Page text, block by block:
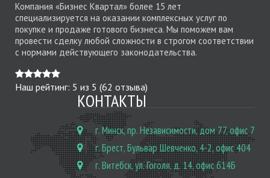
Компания «Бизнес Квартал» более 15 лет
специализируется на оказании комплексных услуг по
покупке и продаже готового бизнеса. Мы поможем вам
провести сделку любой сложности в строгом соответствии
с нормами действующего законодательства.
Наш рейтинг: 5 из 5 (62 отзыва)
КОНТАКТЫ
г. Минск, пр. Независимости, дом 77, офис 7
г. Брест, Бульвар Шевченко, 4-2, офис 404
г. Витебск, ул. Гоголя, д. 14, офис 614Б